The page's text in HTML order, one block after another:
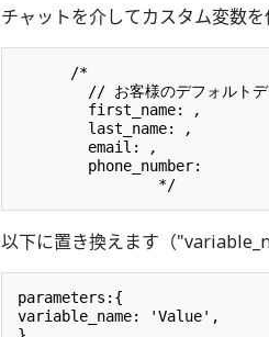
チャットを介してカスタム変数
      /*
// お客様のデフォルトデ
        first_name:
,
        last_name:
,
        email:
,
        phone_number:
以下に置き換えます（
parameters:{
variable_name: 'Value',